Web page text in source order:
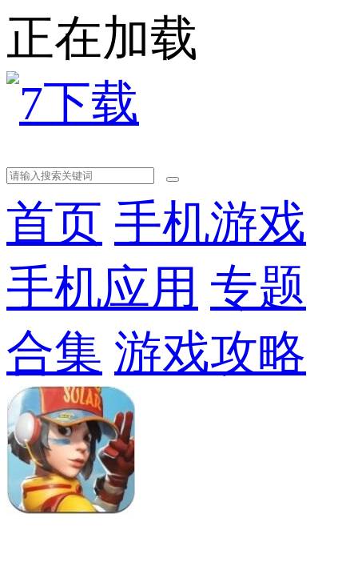
正在加载
首页 手机游戏
手机应用 专题
合集 游戏攻略